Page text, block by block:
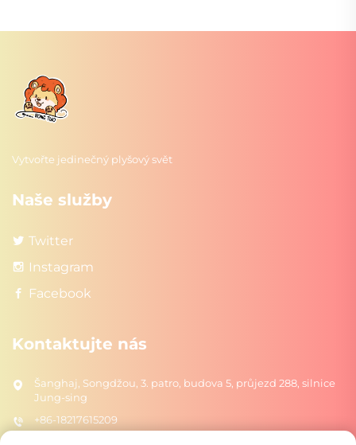
Vytvořte jedinečný plyšový svět
Naše služby
Twitter
Instagram
Facebook
Kontaktujte nás
Šanghaj, Songdžou, 3. patro, budova 5, průjezd 288, silnice
Jung-sing
+86-18217615209